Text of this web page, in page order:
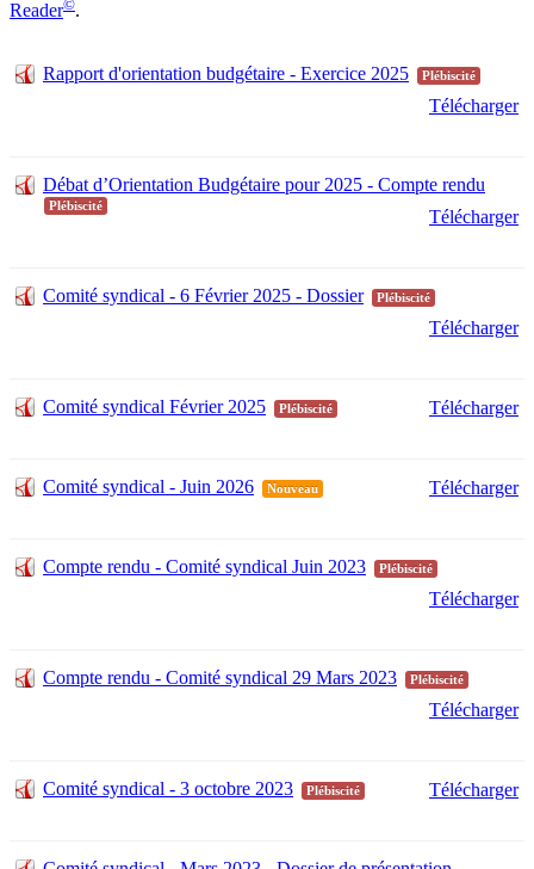
Reader©.
Rapport d'orientation budgétaire - Exercice 2025 Plébiscité
Télécharger
Débat d’Orientation Budgétaire pour 2025 - Compte rendu
Plébiscité
Télécharger
Comité syndical - 6 Février 2025 - Dossier Plébiscité
Télécharger
Comité syndical Février 2025 Plébiscité Télécharger
Comité syndical - Juin 2026 Nouveau Télécharger
Compte rendu - Comité syndical Juin 2023 Plébiscité
Télécharger
Compte rendu - Comité syndical 29 Mars 2023 Plébiscité
Télécharger
Comité syndical - 3 octobre 2023 Plébiscité Télécharger